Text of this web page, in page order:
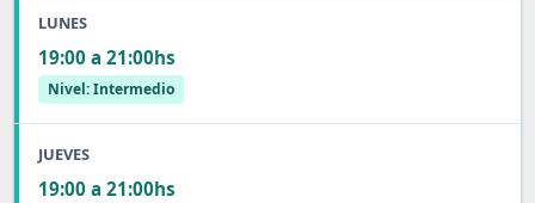
LUNES
19:00 a 21:00hs
Nivel: Intermedio
JUEVES
19:00 a 21:00hs